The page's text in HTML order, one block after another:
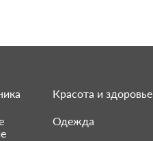
Красота и здоровье
Одежда